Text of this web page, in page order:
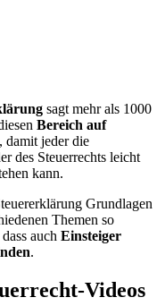
sagt mehr als 1000
Bereich auf
damit jeder die
des Steuerrechts leicht
kann.
Grundlagen
Themen so
auch Einsteiger
.
Videos